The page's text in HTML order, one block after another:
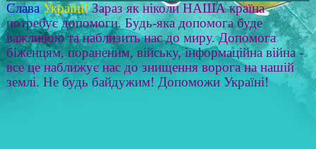
Слава Україні! Зараз як ніколи НАША країна
потребує допомоги. Будь-яка допомога буде
важливою та наблизить нас до миру. Допомога
біженцям, пораненим, війську, інформаційна війна -
все це наближує нас до знищення ворога на нашій
землі. Не будь байдужим! Допоможи Україні!